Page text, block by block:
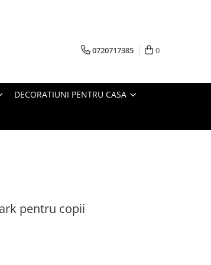
0720717385 0
DECORATIUNI PENTRU CASA
pentru copii